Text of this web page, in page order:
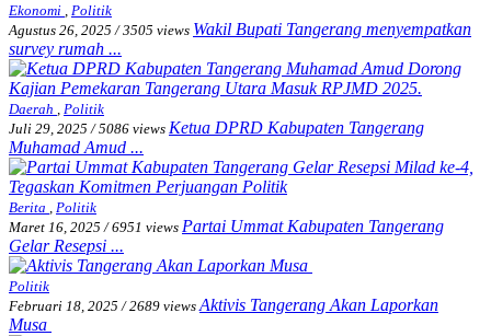
Ekonomi , Politik
Agustus 26, 2025 / 3505 views Wakil Bupati Tangerang menyempatkan
survey rumah ...
Daerah , Politik
Juli 29, 2025 / 5086 views Ketua DPRD Kabupaten Tangerang
Muhamad Amud ...
Berita , Politik
Maret 16, 2025 / 6951 views Partai Ummat Kabupaten Tangerang
Gelar Resepsi ...
Politik
Februari 18, 2025 / 2689 views Aktivis Tangerang Akan Laporkan
Musa